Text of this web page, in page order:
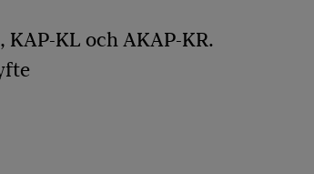
KL och AKAP-KR.